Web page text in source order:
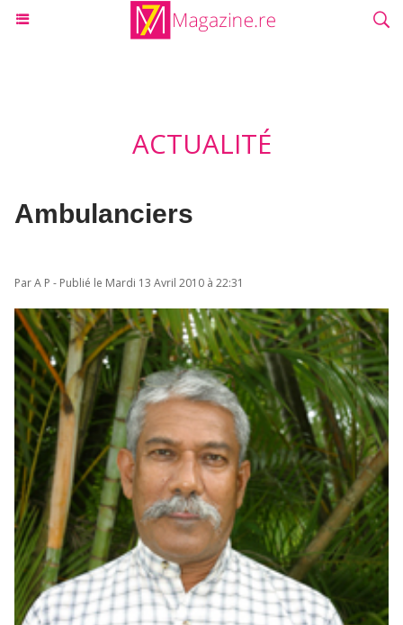
ACTUALITÉ
Ambulanciers
Par A P - Publié le Mardi 13 Avril 2010 à 22:31